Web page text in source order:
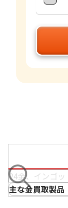
主な金買取製品